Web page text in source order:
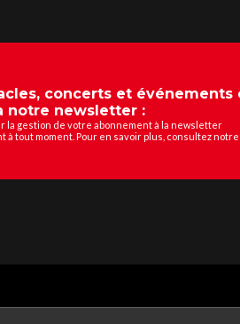
concerts et événements
notre newsletter :
gestion de votre abonnement à la newsletter
tout moment. Pour en savoir plus, consultez notre